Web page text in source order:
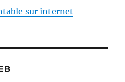
sur internet